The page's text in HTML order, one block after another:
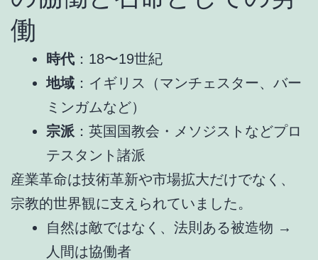
働
時代 ：18〜19世紀
地域 ：イギリス（マンチェスター、バー
ミンガムなど）
宗派 ：英国国教会・メソジストなどプロ
テスタント諸派
産業革命は技術革新や市場拡大だけでなく、
宗教的世界観に支えられていました。
自然は敵ではなく、法則ある被造物 →
人間は協働者